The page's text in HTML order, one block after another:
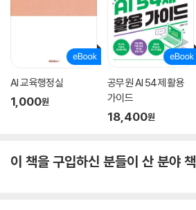
AI 교육행정실
1,000원
공무원 AI 54제 활용
가이드
18,400원
이 책을 구입하신 분들이 산 분야 책